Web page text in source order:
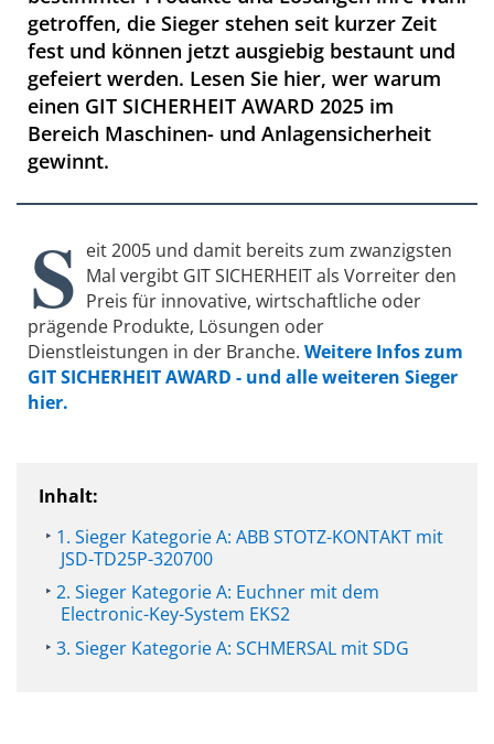
getroffen, die Sieger stehen seit kurzer Zeit
fest und können jetzt ausgiebig bestaunt und
gefeiert werden. Lesen Sie hier, wer warum
einen GIT SICHERHEIT AWARD 2025 im
Bereich Maschinen- und Anlagensicherheit
gewinnt.
S eit 2005 und damit bereits zum zwanzigsten
Mal vergibt GIT SICHERHEIT als Vorreiter den
Preis für innovative, wirtschaftliche oder
prägende Produkte, Lösungen oder
Dienstleistungen in der Branche. Weitere Infos zum
GIT SICHERHEIT AWARD - und alle weiteren Sieger
hier.
Inhalt:
1. Sieger Kategorie A: ABB STOTZ-KONTAKT mit
JSD-TD25P-320700
2. Sieger Kategorie A: Euchner mit dem
Electronic-Key-System EKS2
3. Sieger Kategorie A: SCHMERSAL mit SDG